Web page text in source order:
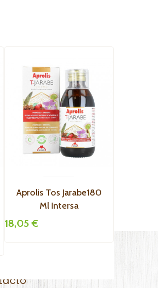
Aprolis Tos Jarabe180
Ml Intersa
18,05 €